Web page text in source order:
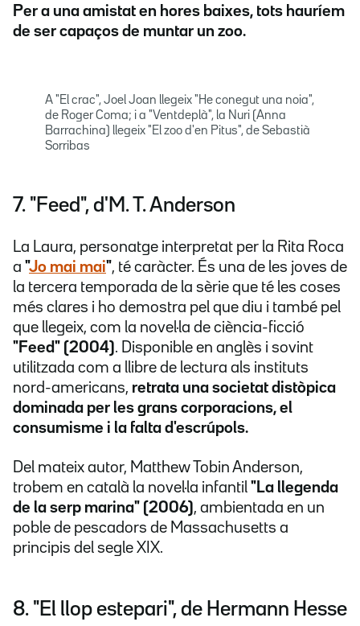
Per a una amistat en hores baixes, tots hauríem
de ser capaços de muntar un zoo.
A "El crac", Joel Joan llegeix "He conegut una noia",
de Roger Coma; i a "Ventdeplà", la Nuri (Anna
Barrachina) llegeix "El zoo d'en Pitus", de Sebastià
Sorribas
7. "Feed", d'M. T. Anderson
La Laura, personatge interpretat per la Rita Roca
a "Jo mai mai", té caràcter. És una de les joves de
la tercera temporada de la sèrie que té les coses
més clares i ho demostra pel que diu i també pel
que llegeix, com la novel·la de ciència-ficció
"Feed" (2004). Disponible en anglès i sovint
utilitzada com a llibre de lectura als instituts
nord-americans, retrata una societat distòpica
dominada per les grans corporacions, el
consumisme i la falta d'escrúpols.
Del mateix autor, Matthew Tobin Anderson,
trobem en català la novel·la infantil "La llegenda
de la serp marina" (2006), ambientada en un
poble de pescadors de Massachusetts a
principis del segle XIX.
8. "El llop estepari", de Hermann Hesse